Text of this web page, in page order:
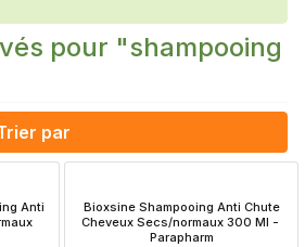
pour "shampooing
Anti
Bioxsine Shampooing Anti Chute
Cheveux Secs/normaux 300 Ml -
Parapharm